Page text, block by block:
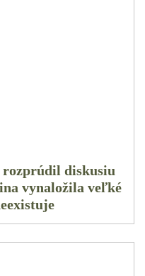
diskusiu
vynaložila veľké